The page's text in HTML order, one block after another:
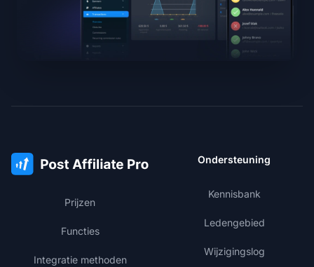
Prijzen
Functies
Integratie methoden
Ondersteuning
Kennisbank
Ledengebied
Wijzigingslog